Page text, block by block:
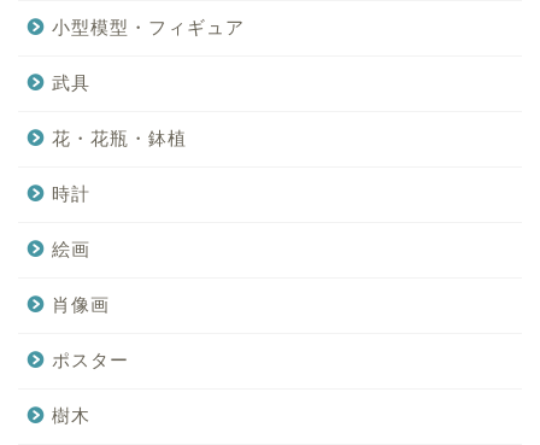
小型模型・フィギュア
武具
花・花瓶・鉢植
時計
絵画
肖像画
ポスター
樹木